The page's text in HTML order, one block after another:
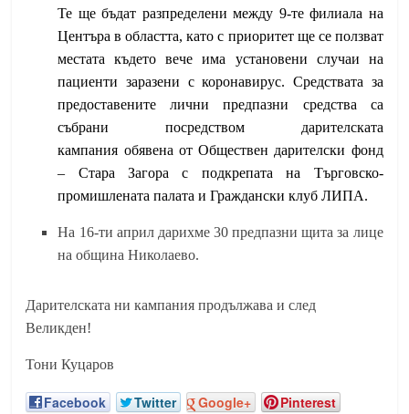
Те ще бъдат разпределени между 9-те филиала на
Центъра в областта, като с приоритет ще се ползват
местата където вече има установени случаи на
пациенти заразени с коронавирус. Средствата за
предоставените лични предпазни средства са
събрани посредством дарителската
кампания обявена от Обществен дарителски фонд
– Стара Загора с подкрепата на Търговско-
промишлената палата и Граждански клуб ЛИПА.
На 16-ти април дарихме 30 предпазни щита за лице
на община Николаево.
Дарителската ни кампания продължава и след
Великден!
Тони Куцаров
Facebook Twitter Google+ Pinterest